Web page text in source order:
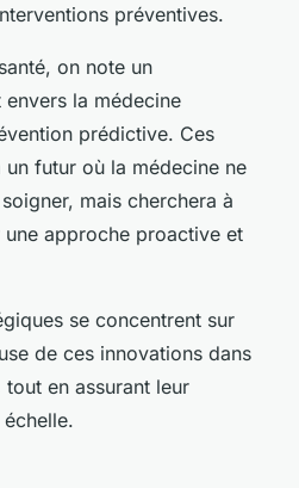
préventives.
on note un
la médecine
prédictive. Ces
futur où la médecine ne
mais cherchera à
approche proactive et
se concentrent sur
de ces innovations dans
en assurant leur